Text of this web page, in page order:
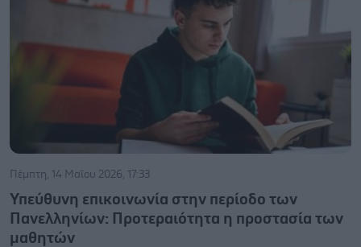
Πέμπτη, 14 Μαΐου 2026, 17:33
Υπεύθυνη επικοινωνία στην περίοδο των
Πανελληνίων: Προτεραιότητα η προστασία των
μαθητών